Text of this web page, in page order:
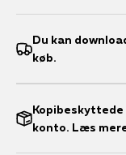
Du kan
køb.
konto. Læs